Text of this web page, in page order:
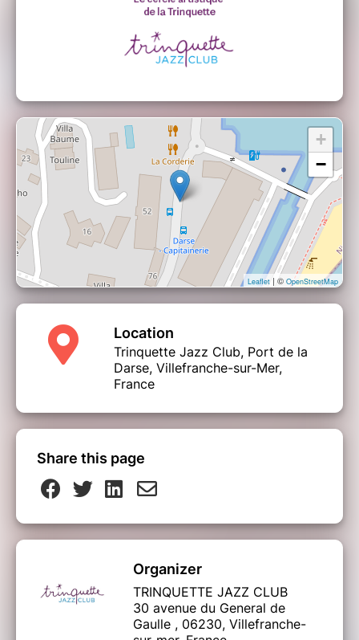
Tom HALOUZE : Guitare
+
−
Leaflet | © OpenStreetMap
Location
Trinquette Jazz Club, Port de la
Darse, Villefranche-sur-Mer,
France
Share this page
Organizer
TRINQUETTE JAZZ CLUB
30 avenue du General de
Gaulle , 06230, Villefranche-